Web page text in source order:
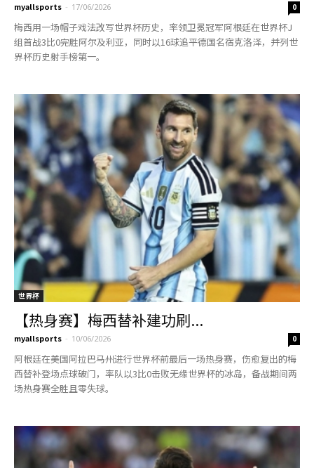
myallsports - 17/06/2026 0
梅西用一场帽子戏法改写世界杯历史，率领卫冕冠军阿根廷在世界杯J
组首战3比0完胜阿尔及利亚，同时以16球追平德国名宿克洛泽，并列世
界杯历史射手榜第一。
世界杯
【热身赛】梅西替补建功刷...
myallsports - 10/06/2026 0
阿根廷在美国阿拉巴马州进行世界杯前最后一场热身赛，伤愈复出的梅
西替补登场点球破门，率队以3比0击败无缘世界杯的冰岛，备战期间两
场热身赛全胜且零失球。